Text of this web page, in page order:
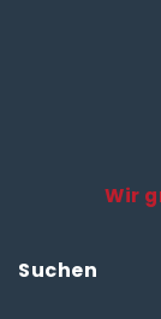
Wir
Suchen